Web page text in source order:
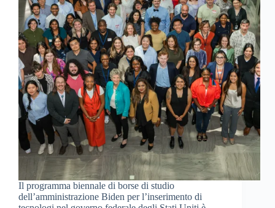
Il programma biennale di borse di studio
dell’amministrazione Biden per l’inserimento di